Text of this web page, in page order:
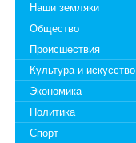
Наши земляки
Общество
Происшествия
Культура и искусство
Экономика
Политика
Спорт